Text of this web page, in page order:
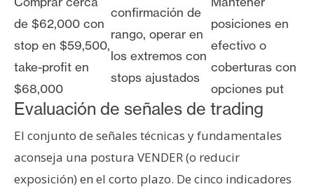
de $62,000 con
stop en $59,500,
take-profit en
$68,000
confirmación de
rango, operar en
los extremos con
stops ajustados
posiciones en
efectivo o
coberturas con
opciones put
Evaluación de señales de trading
El conjunto de señales técnicas y fundamentales
aconseja una postura VENDER (o reducir
exposición) en el corto plazo. De cinco indicadores